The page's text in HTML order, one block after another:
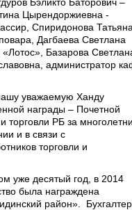
Цырендоржиевна -
Спиридонова Татьяна
Дагбаева Светлана
Базарова
администратор
уважаемую Ханду
награды – Почетной
торговли РБ за
и в связи с
торговли и
уже десятый год, в 2014
была награждена
район». Бухгалтер